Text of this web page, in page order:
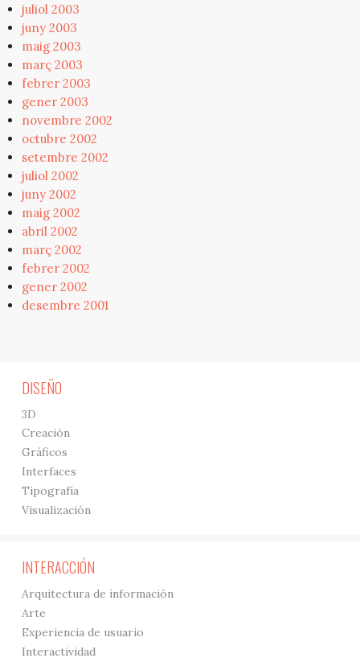
juliol 2003
juny 2003
maig 2003
març 2003
febrer 2003
gener 2003
novembre 2002
octubre 2002
setembre 2002
juliol 2002
juny 2002
maig 2002
abril 2002
març 2002
febrer 2002
gener 2002
desembre 2001
DISEÑO
3D
Creación
Gráficos
Interfaces
Tipografía
Visualización
INTERACCIÓN
Arquitectura de información
Arte
Experiencia de usuario
Interactividad